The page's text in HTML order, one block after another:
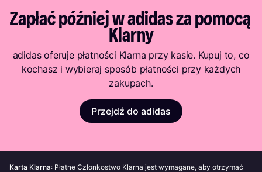
Opieka medyczna
Gry lub hazard online
Subskrypcje
Sprzedaż narkotyków lub alkoholu
Więcej informacji można znaleźć w naszych
Warunkach i regulaminie.
przez Klarna?
kredytowej, znajdziesz w naszej polityce prywatności.
płatność została już dokonana. Klarna powiadomi Cię,
gdy korekta zostanie wprowadzona.
Zapłać później w adidas za pomocą
Klarny
adidas oferuje płatności Klarna przy kasie. Kupuj to, co
kochasz i wybieraj sposób płatności przy każdych
zakupach.
Przejdź do adidas
Karta Klarna: Płatne Członkostwo Klarna jest wymagane, aby otrzymać